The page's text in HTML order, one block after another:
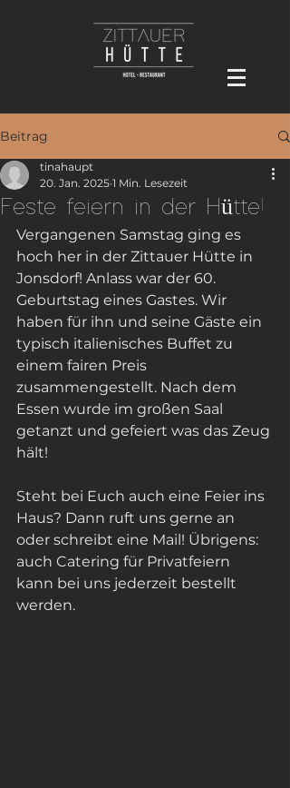
Beitrag
Feste feiern in der Hütte!
tinahaupt
20. Jan. 2025 1 Min. Lesezeit
Vergangenen Samstag ging es
hoch her in der Zittauer Hütte in
Jonsdorf! Anlass war der 60.
Geburtstag eines Gastes. Wir
haben für ihn und seine Gäste ein
typisch italienisches Buffet zu
einem fairen Preis
zusammengestellt. Nach dem
Essen wurde im großen Saal
getanzt und gefeiert was das Zeug
hält!
Steht bei Euch auch eine Feier ins
Haus? Dann ruft uns gerne an
oder schreibt eine Mail! Übrigens:
auch Catering für Privatfeiern
kann bei uns jederzeit bestellt
werden.